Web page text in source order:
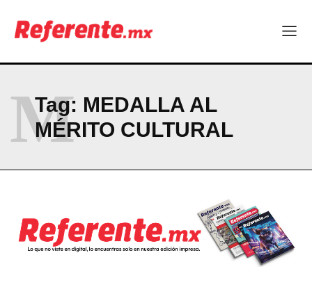
Tag: MEDALLA AL
MÉRITO CULTURAL
M